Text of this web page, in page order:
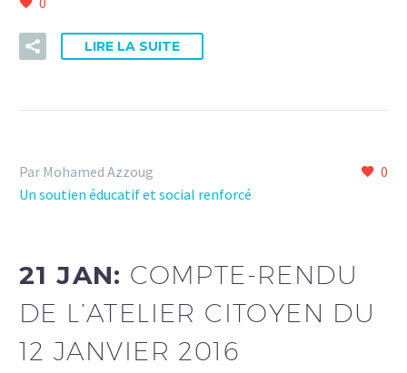
LIRE LA SUITE
0
Par Mohamed Azzoug
Un soutien éducatif et social renforcé
21 JAN: COMPTE-RENDU
DE L’ATELIER CITOYEN DU
12 JANVIER 2016